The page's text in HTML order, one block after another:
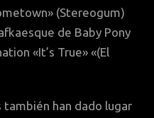
(Stereogum)
de Baby Pony
«It’s True» «(El
también han dado lugar